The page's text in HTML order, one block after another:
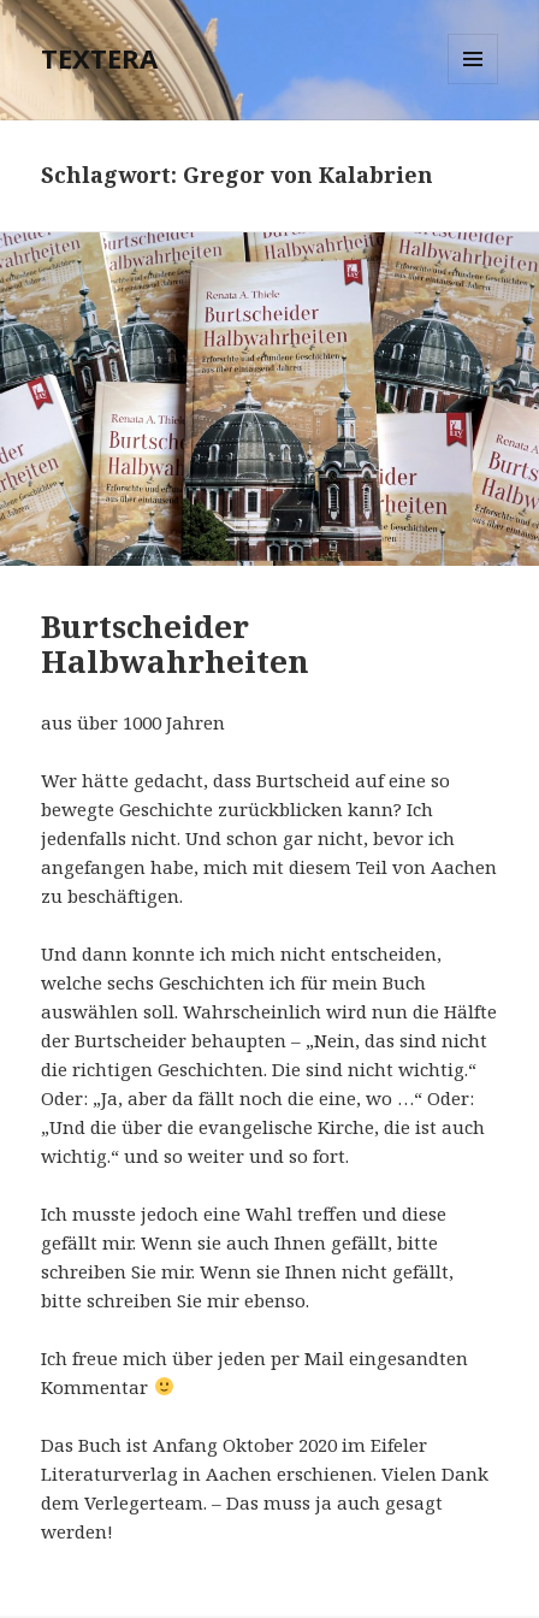
TEXTERA
Schlagwort: Gregor von Kalabrien
Burtscheider
Halbwahrheiten
aus über 1000 Jahren
Wer hätte gedacht, dass Burtscheid auf eine so
bewegte Geschichte zurückblicken kann? Ich
jedenfalls nicht. Und schon gar nicht, bevor ich
angefangen habe, mich mit diesem Teil von Aachen
zu beschäftigen.
Und dann konnte ich mich nicht entscheiden,
welche sechs Geschichten ich für mein Buch
auswählen soll. Wahrscheinlich wird nun die Hälfte
der Burtscheider behaupten – „Nein, das sind nicht
die richtigen Geschichten. Die sind nicht wichtig.“
Oder: „Ja, aber da fällt noch die eine, wo …“ Oder:
„Und die über die evangelische Kirche, die ist auch
wichtig.“ und so weiter und so fort.
Ich musste jedoch eine Wahl treffen und diese
gefällt mir. Wenn sie auch Ihnen gefällt, bitte
schreiben Sie mir. Wenn sie Ihnen nicht gefällt,
bitte schreiben Sie mir ebenso.
Ich freue mich über jeden per Mail eingesandten
Kommentar
Das Buch ist Anfang Oktober 2020 im Eifeler
Literaturverlag in Aachen erschienen. Vielen Dank
dem Verlegerteam. – Das muss ja auch gesagt
werden!